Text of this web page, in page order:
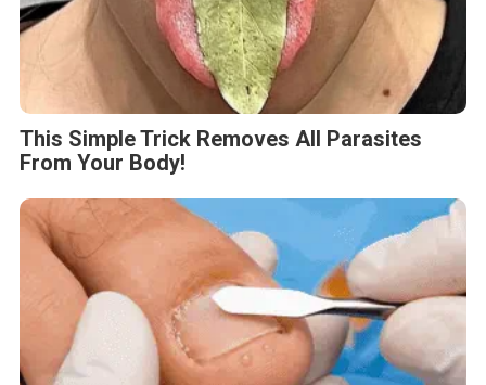
This Simple Trick Removes All Parasites
From Your Body!